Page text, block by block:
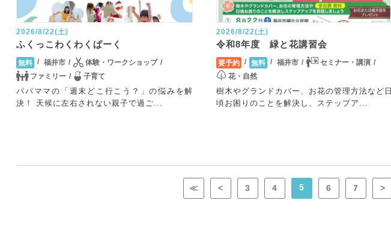
2026/8/22(土)
ふくっこわくわくぱーく
無料 福井市
体験・ワークショップ
ファミリー
子育て
パパママの「週末どこ行こう？」の悩みを解
決！ 天候に左右されない親子で過ご...
2026/8/22(土)
令和8年度 緑と花講習会
要予約 無料 福井市
セミナー・講演
花・自然
樹木やグランドカバー、お花の管理方法など日
頃お困りのことを解決し、ステップア...
≪ < 3 4 5 6 7 >